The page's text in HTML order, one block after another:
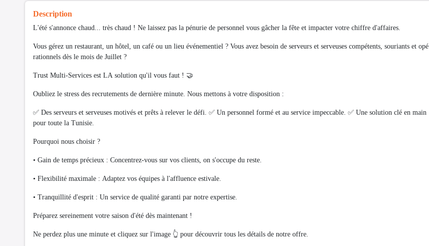
Description
L'été s'annonce chaud... très chaud ! Ne laissez pas la pénurie de personnel vous gâcher la fête et impacter votre chiffre d'affaires.
Vous gérez un restaurant, un hôtel, un café ou un lieu événementiel ? Vous avez besoin de serveurs et serveuses compétents, souriants et opé
rationnels dès le mois de Juillet ?
Trust Multi-Services est LA solution qu'il vous faut ! 🤝
Oubliez le stress des recrutements de dernière minute. Nous mettons à votre disposition :
✅ Des serveurs et serveuses motivés et prêts à relever le défi. ✅ Un personnel formé et au service impeccable. ✅ Une solution clé en main
pour toute la Tunisie.
Pourquoi nous choisir ?
• Gain de temps précieux : Concentrez-vous sur vos clients, on s'occupe du reste.
• Flexibilité maximale : Adaptez vos équipes à l'affluence estivale.
• Tranquillité d'esprit : Un service de qualité garanti par notre expertise.
Préparez sereinement votre saison d'été dès maintenant !
Ne perdez plus une minute et cliquez sur l'image 👆 pour découvrir tous les détails de notre offre.